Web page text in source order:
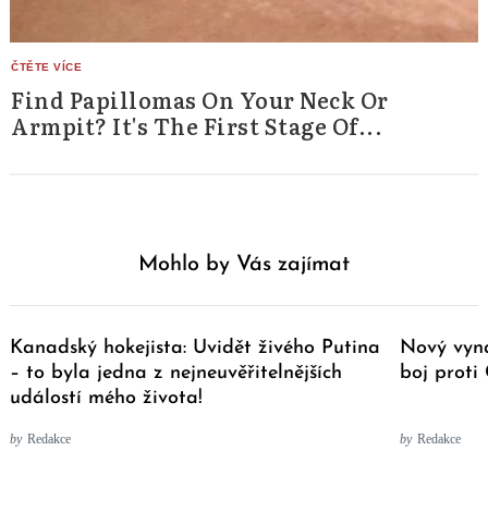
Find Papillomas On Your Neck Or
Armpit? It's The First Stage Of...
Mohlo by Vás zajímat
Kanadský hokejista: Uvidět živého Putina
– to byla jedna z nejneuvěřitelnějších
událostí mého života!
by Redakce
Nový
boj proti
by Redakce